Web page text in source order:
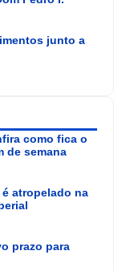
junto a
como fica o
de semana
atropelado na
prazo para